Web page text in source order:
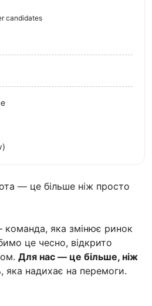
— це більше ніж просто
яка змінює ринок
це чесно, відкрито
Для нас — це більше, ніж
яка надихає на перемоги.
candidates